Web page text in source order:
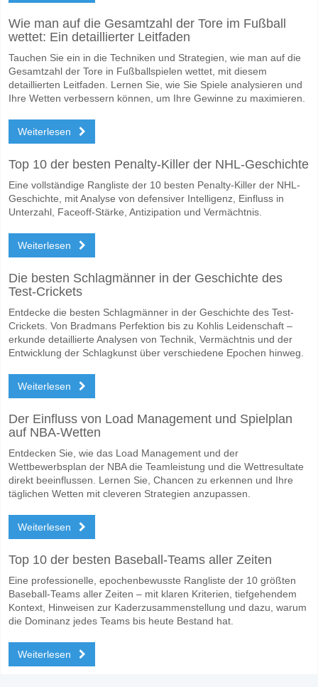
Wofür ist die richtige Ergebnisprognose Zhejiang v
Auf der riskanten Seite, können Sie das Korrektes Ergebnis von
Wie man auf die Gesamtzahl der Tore im Fußball
wettet: Ein detaillierter Leitfaden
Tauchen Sie ein in die Techniken und Strategien, wie man auf die
Gesamtzahl der Tore in Fußballspielen wettet, mit diesem
detaillierten Leitfaden. Lernen Sie, wie Sie Spiele analysieren und
Ihre Wetten verbessern können, um Ihre Gewinne zu maximieren.
Weiterlesen
Top 10 der besten Penalty-Killer der NHL-Geschichte
Eine vollständige Rangliste der 10 besten Penalty-Killer der NHL-
Geschichte, mit Analyse von defensiver Intelligenz, Einfluss in
Unterzahl, Faceoff-Stärke, Antizipation und Vermächtnis.
Weiterlesen
Die besten Schlagmänner in der Geschichte des
Test-Crickets
Entdecke die besten Schlagmänner in der Geschichte des Test-
Crickets. Von Bradmans Perfektion bis zu Kohlis Leidenschaft –
erkunde detaillierte Analysen von Technik, Vermächtnis und der
Entwicklung der Schlagkunst über verschiedene Epochen hinweg.
Weiterlesen
Der Einfluss von Load Management und Spielplan
auf NBA-Wetten
Entdecken Sie, wie das Load Management und der
Wettbewerbsplan der NBA die Teamleistung und die Wettresultate
direkt beeinflussen. Lernen Sie, Chancen zu erkennen und Ihre
täglichen Wetten mit cleveren Strategien anzupassen.
Weiterlesen
Top 10 der besten Baseball-Teams aller Zeiten
Eine professionelle, epochenbewusste Rangliste der 10 größten
Baseball-Teams aller Zeiten – mit klaren Kriterien, tiefgehendem
Kontext, Hinweisen zur Kaderzusammenstellung und dazu, warum
die Dominanz jedes Teams bis heute Bestand hat.
Weiterlesen